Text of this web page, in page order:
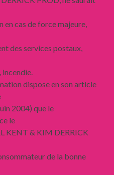
en cas de force majeure,
des services postaux,
dispose en son article
2004) que le
le
KENT & KIM DERRICK
de la bonne